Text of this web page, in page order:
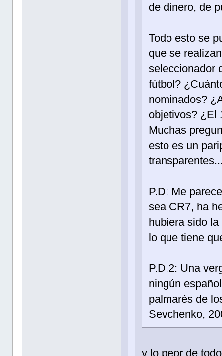
de dinero, de
Todo esto se
que se
seleccionador
fútbol?
nominados?
objetivos? ¿El
Muchas
esto es un
P.D: Me
sea CR7, ha
hubiera sido
lo que tiene
P.D.2: Una
ningún
palmarés de
Sevchenko,
y lo peor de